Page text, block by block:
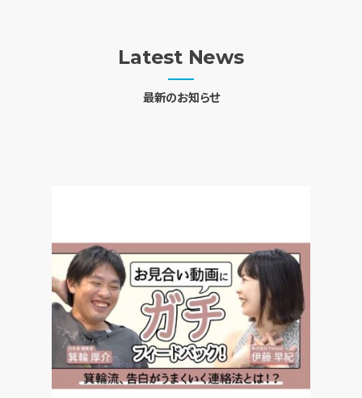
Latest News
最新のお知らせ